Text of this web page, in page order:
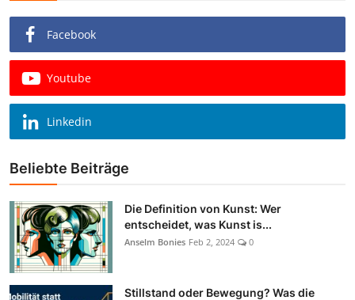
Beiträge
Vorproduktion
Facebook
Youtube
Linkedin
Beliebte Beiträge
Die Definition von Kunst: Wer
entscheidet, was Kunst is...
Anselm Bonies Feb 2, 2024 0
Stillstand oder Bewegung? Was die